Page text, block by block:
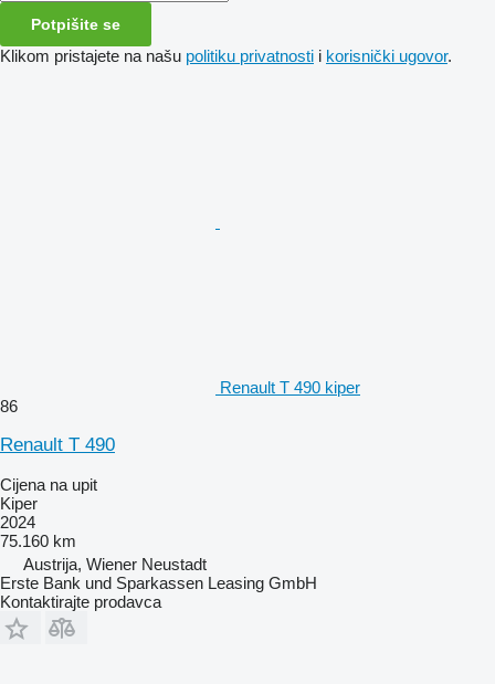
Potpišite se
Klikom pristajete na našu politiku privatnosti i korisnički ugovor.
Renault T 490 kiper
86
Renault T 490
Cijena na upit
Kiper
2024
75.160 km
Austrija, Wiener Neustadt
Erste Bank und Sparkassen Leasing GmbH
Kontaktirajte prodavca